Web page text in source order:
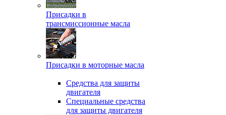
Присадки в
трансмиссионные масла
Присадки в моторные масла
Средства для защиты
двигателя
Специальныe средства
для защиты двигателя